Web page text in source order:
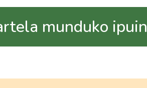
munduko